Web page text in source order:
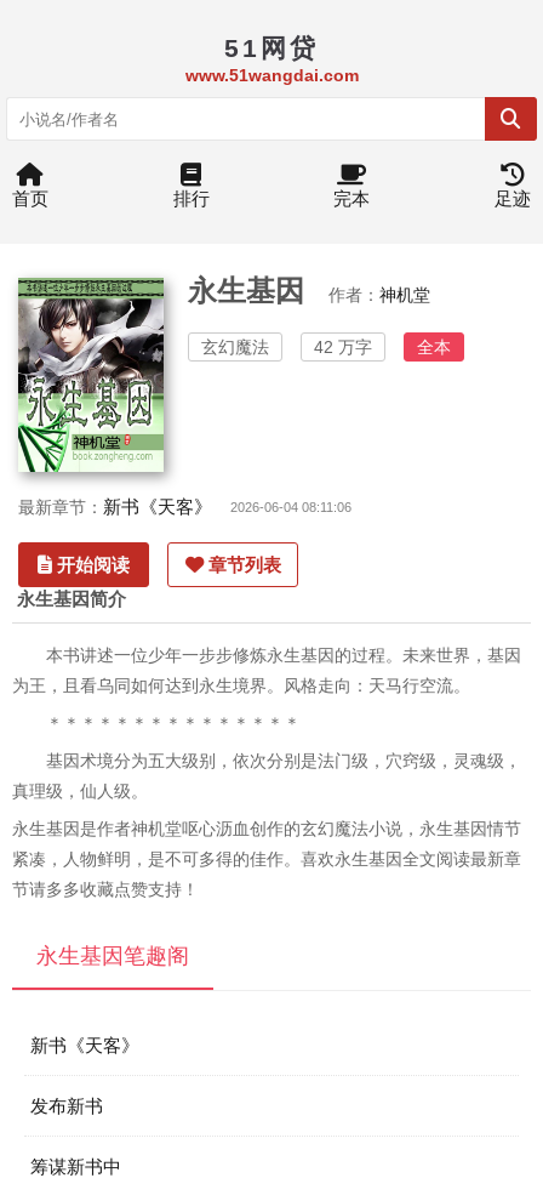
51网贷
www.51wangdai.com
首页 排行 完本 足迹
永生基因 作者： 神机堂
玄幻魔法 42 万字 全本
最新章节： 新书《天客》 2026-06-04 08:11:06
开始阅读 章节列表
永生基因简介
本书讲述一位少年一步步修炼永生基因的过程。未来世界，基因
为王，且看乌同如何达到永生境界。风格走向：天马行空流。
＊＊＊＊＊＊＊＊＊＊＊＊＊＊＊
基因术境分为五大级别，依次分别是法门级，穴窍级，灵魂级，
真理级，仙人级。
永生基因是作者神机堂呕心沥血创作的玄幻魔法小说，永生基因情节
紧凑，人物鲜明，是不可多得的佳作。喜欢永生基因全文阅读最新章
节请多多收藏点赞支持！
永生基因笔趣阁
新书《天客》
发布新书
筹谋新书中